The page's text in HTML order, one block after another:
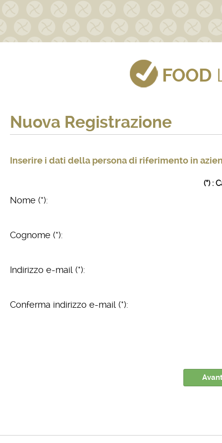
FOOD
Nuova Registrazione
Inserire i dati della persona di riferimento in
(*) :
Nome (*):
Cognome (*):
Indirizzo e-mail (*):
Conferma indirizzo e-mail (*):